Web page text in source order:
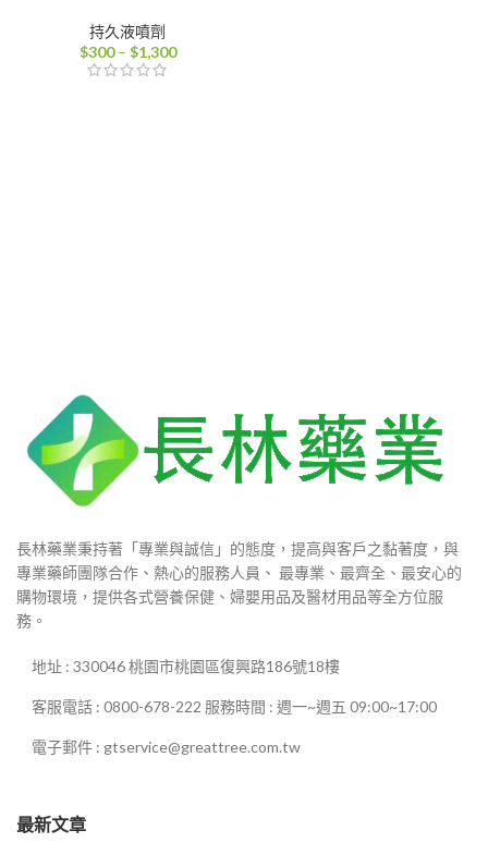
持久液噴劑
$300 – $1,300價
長林藥業秉持著「專業與誠信」的態度，提高與客戶之黏著度，與
專業藥師團隊合作、熱心的服務人員、 最專業、最齊全、最安心的
購物環境，提供各式營養保健、婦嬰用品及醫材用品等全方位服
務。
地址 : 330046 桃園市桃園區復興路186號18樓
客服電話 : 0800-678-222 服務時間 : 週一~週五 09:00~17:00
電子郵件 : gtservice@greattree.com.tw
最新文章